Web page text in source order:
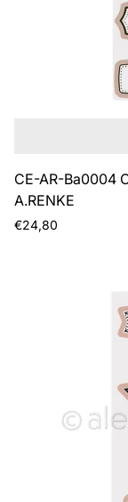
CE-AR-Ba0004
A.RENKE
Prezzo
€24,80